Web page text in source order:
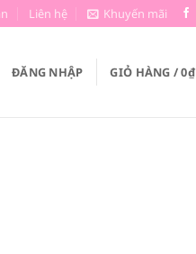
Liên hệ Khuyến mãi
ĐĂNG NHẬP GIỎ HÀNG /0₫